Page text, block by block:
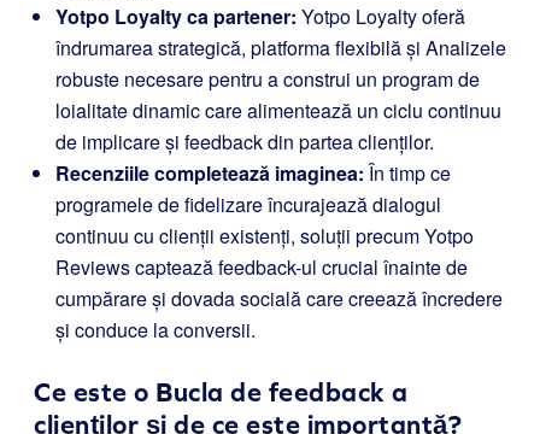
Yotpo Loyalty ca partener: Yotpo Loyalty oferă
îndrumarea strategică, platforma flexibilă și Analizele
robuste necesare pentru a construi un program de
loialitate dinamic care alimentează un ciclu continuu
de implicare și feedback din partea clienților.
Recenziile completează imaginea: În timp ce
programele de fidelizare încurajează dialogul
continuu cu clienții existenți, soluții precum Yotpo
Reviews captează feedback-ul crucial înainte de
cumpărare și dovada socială care creează încredere
și conduce la conversii.
Ce este o Bucla de feedback a
clienților și de ce este importantă?